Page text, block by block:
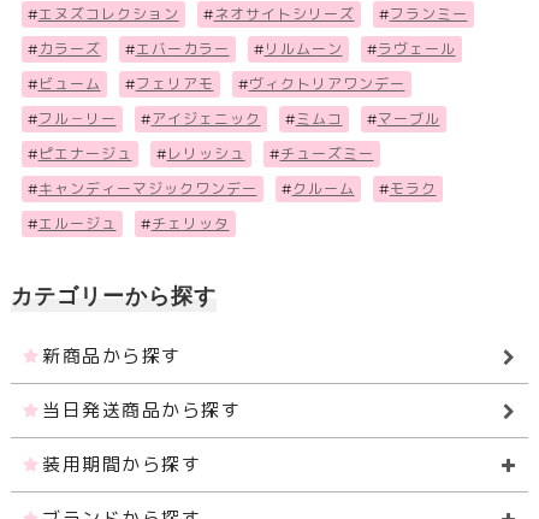
#エヌズコレクション #ネオサイトシリーズ #フランミー
# カラーズ #エバーカラー # リルムーン #ラヴェール
# ビューム #フェリアモ #ヴィクトリアワンデー
#フル－リー #アイジェニック # ミムコ #マーブル
# ピエナージュ # レリッシュ #チューズミー
#キャンディーマジックワンデー #クルーム #モラク
#エルージュ #チェリッタ
カテゴリーから探す
新商品から探す
当日発送商品から探す
装用期間から探す